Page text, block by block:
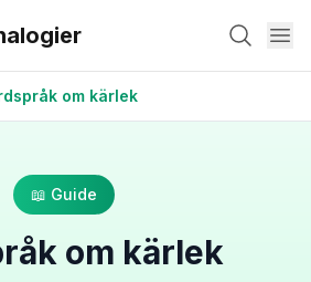
om kärlek
📖 Guide
om kärlek